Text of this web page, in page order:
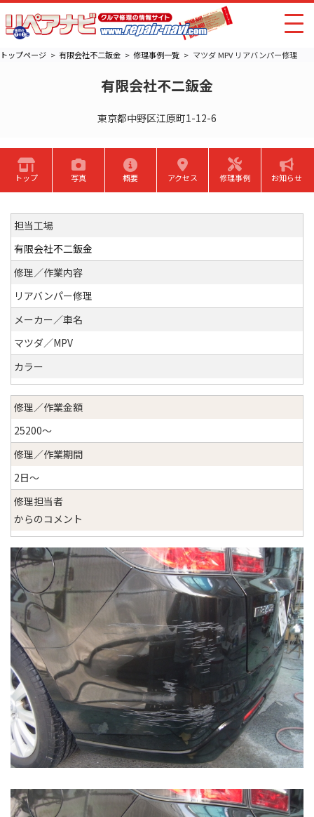
トップページ 有限会社不二鈑金 修理事例一覧 マツダ MPV リアバンパー修理
有限会社不二鈑金
東京都中野区江原町1-12-6
トップ 写真 概要 アクセス 修理事例 お知らせ
担当工場
有限会社不二鈑金
修理／作業内容
リアバンパー修理
メーカー／車名
マツダ／MPV
カラー
修理／作業金額
25200〜
修理／作業期間
2日〜
修理担当者
からのコメント